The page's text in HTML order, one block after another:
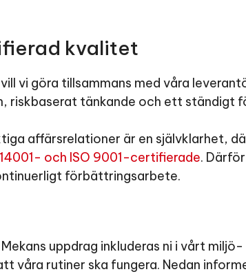
kvalitet
vi göra tillsammans med våra
riskbaserat tänkande och ett ständigt
affärsrelationer är en självklarhet,
14001- och ISO 9001-certifierade.
förbättringsarbete.
uppdrag inkluderas ni i vårt
våra rutiner ska fungera. Nedan